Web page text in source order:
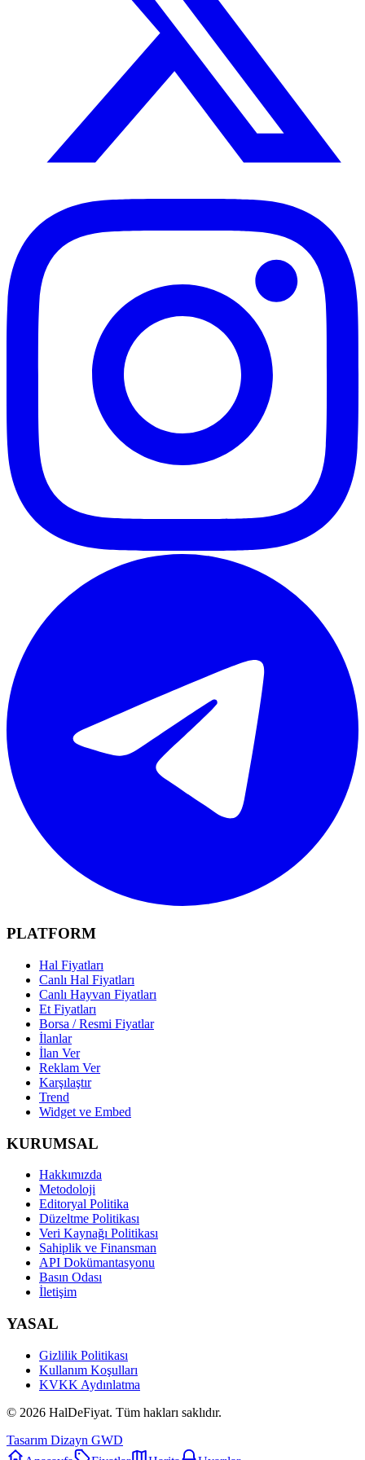
PLATFORM
Hal Fiyatları
Canlı Hal Fiyatları
Canlı Hayvan Fiyatları
Et Fiyatları
Borsa / Resmi Fiyatlar
İlanlar
İlan Ver
Reklam Ver
Karşılaştır
Trend
Widget ve Embed
KURUMSAL
Hakkımızda
Metodoloji
Editoryal Politika
Düzeltme Politikası
Veri Kaynağı Politikası
Sahiplik ve Finansman
API Dokümantasyonu
Basın Odası
İletişim
YASAL
Gizlilik Politikası
Kullanım Koşulları
KVKK Aydınlatma
© 2026 HalDeFiyat. Tüm hakları saklıdır.
Tasarım Dizayn GWD